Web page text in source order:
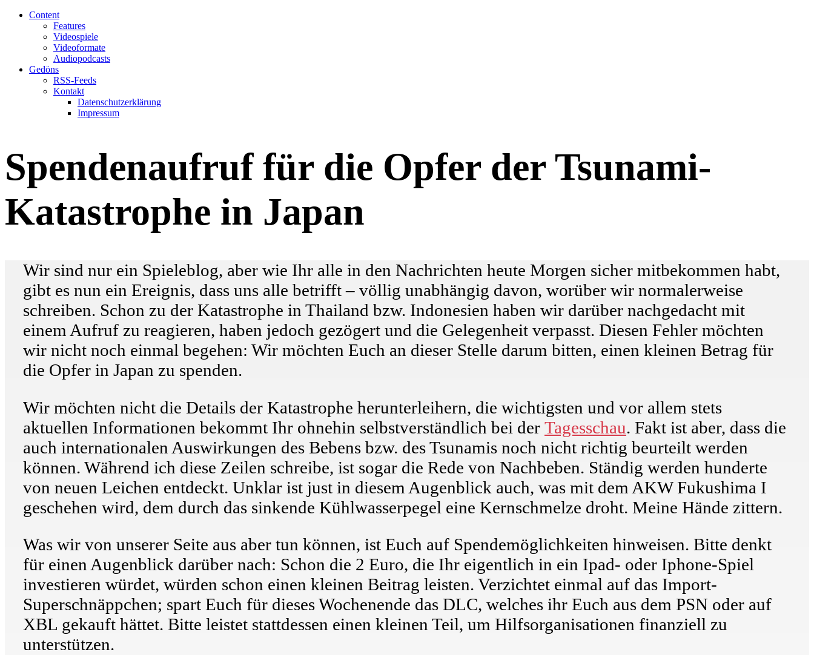
Content
Features
Videospiele
Videoformate
Audiopodcasts
Gedöns
RSS-Feeds
Kontakt
Datenschutzerklärung
Impressum
Spendenaufruf für die Opfer der Tsunami-
Katastrophe in Japan
Wir sind nur ein Spieleblog, aber wie Ihr alle in den Nachrichten heute Morgen sicher mitbekommen habt,
gibt es nun ein Ereignis, dass uns alle betrifft – völlig unabhängig davon, worüber wir normalerweise
schreiben. Schon zu der Katastrophe in Thailand bzw. Indonesien haben wir darüber nachgedacht mit
einem Aufruf zu reagieren, haben jedoch gezögert und die Gelegenheit verpasst. Diesen Fehler möchten
wir nicht noch einmal begehen: Wir möchten Euch an dieser Stelle darum bitten, einen kleinen Betrag für
die Opfer in Japan zu spenden.
Wir möchten nicht die Details der Katastrophe herunterleihern, die wichtigsten und vor allem stets
aktuellen Informationen bekommt Ihr ohnehin selbstverständlich bei der Tagesschau. Fakt ist aber, dass die
auch internationalen Auswirkungen des Bebens bzw. des Tsunamis noch nicht richtig beurteilt werden
können. Während ich diese Zeilen schreibe, ist sogar die Rede von Nachbeben. Ständig werden hunderte
von neuen Leichen entdeckt. Unklar ist just in diesem Augenblick auch, was mit dem AKW Fukushima I
geschehen wird, dem durch das sinkende Kühlwasserpegel eine Kernschmelze droht. Meine Hände zittern.
Was wir von unserer Seite aus aber tun können, ist Euch auf Spendemöglichkeiten hinweisen. Bitte denkt
für einen Augenblick darüber nach: Schon die 2 Euro, die Ihr eigentlich in ein Ipad- oder Iphone-Spiel
investieren würdet, würden schon einen kleinen Beitrag leisten. Verzichtet einmal auf das Import-
Superschnäppchen; spart Euch für dieses Wochenende das DLC, welches ihr Euch aus dem PSN oder auf
XBL gekauft hättet. Bitte leistet stattdessen einen kleinen Teil, um Hilfsorganisationen finanziell zu
unterstützen.